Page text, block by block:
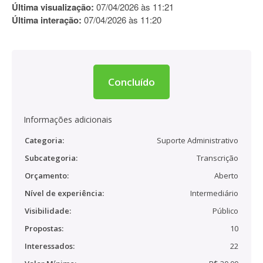
Última visualização: 07/04/2026 às 11:21
Última interação: 07/04/2026 às 11:20
Concluído
Informações adicionais
Categoria:
Suporte Administrativo
Subcategoria:
Transcrição
Orçamento:
Aberto
Nível de experiência:
Intermediário
Visibilidade:
Público
Propostas:
10
Interessados:
22